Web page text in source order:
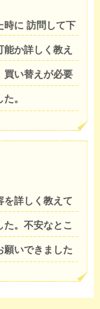
時に 訪問して下
か詳しく教え
買い替えが必要
。
を詳しく教えて
。不安なとこ
願いできました